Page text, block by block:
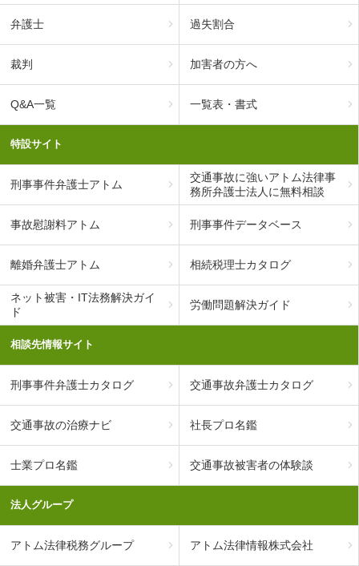
弁護士 過失割合
裁判 加害者の方へ
Q&A一覧 一覧表・書式
特設サイト
刑事事件弁護士アトム
交通事故に強いアトム法律事
務所弁護士法人に無料相談
事故慰謝料アトム 刑事事件データベース
離婚弁護士アトム 相続税理士カタログ
ネット被害・IT法務解決ガイ
ド
労働問題解決ガイド
相談先情報サイト
刑事事件弁護士カタログ 交通事故弁護士カタログ
交通事故の治療ナビ 社長プロ名鑑
士業プロ名鑑 交通事故被害者の体験談
法人グループ
アトム法律税務グループ アトム法律情報株式会社